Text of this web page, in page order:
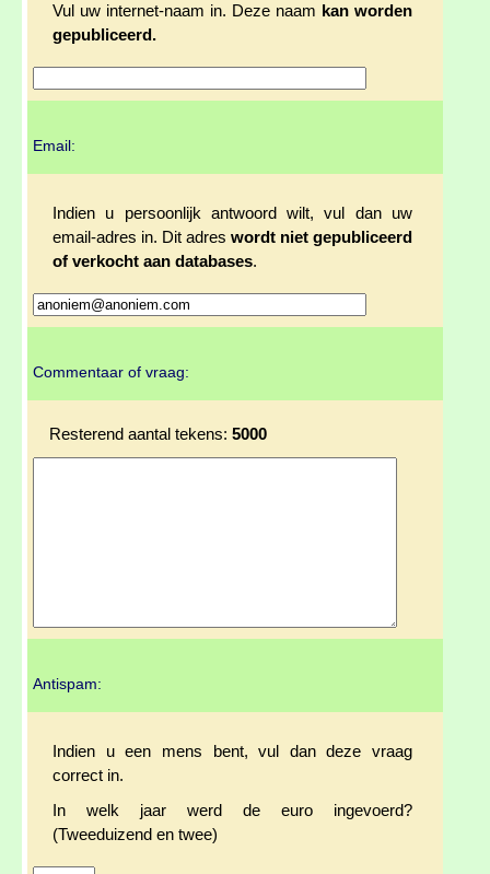
Vul uw internet-naam in. Deze naam kan worden
gepubliceerd.
Email:
Indien u persoonlijk antwoord wilt, vul dan uw
email-adres in. Dit adres wordt niet gepubliceerd
of verkocht aan databases.
Commentaar of vraag:
Resterend aantal tekens: 5000
Antispam:
Indien u een mens bent, vul dan deze vraag
correct in.
In welk jaar werd de euro ingevoerd?
(Tweeduizend en twee)